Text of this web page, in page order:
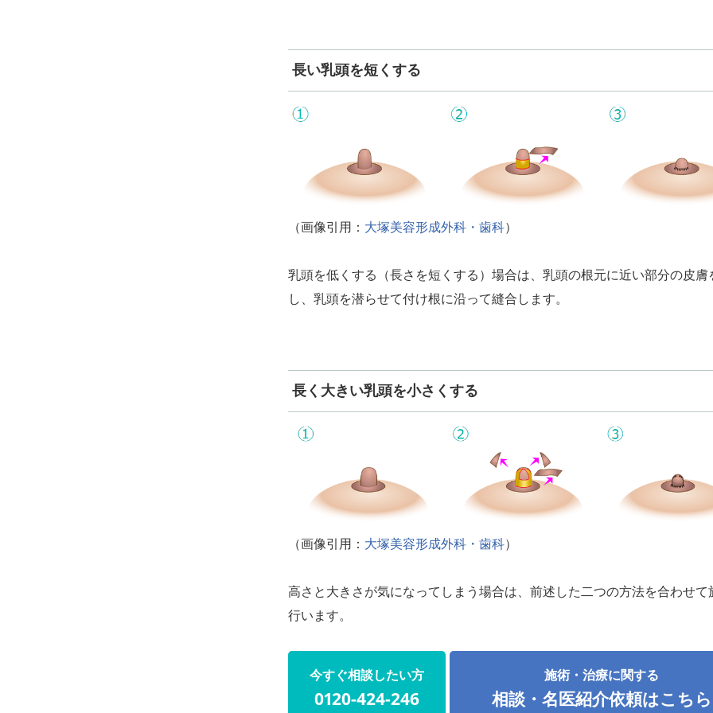
長い乳頭を短くする
（画像引用： 大塚美容形成外科・歯科）
乳頭を低くする（長さを短くする）場合は、乳頭の根元に近い部分の皮膚
し、乳頭を潜らせて付け根に沿って縫合します。
長く大きい乳頭を小さくする
（画像引用： 大塚美容形成外科・歯科）
高さと大きさが気になってしまう場合は、前述した二つの方法を合わせて
行います。
今すぐ相談したい方
0120-424-246
施術・治療に関する
相談・名医紹介依頼はこちら